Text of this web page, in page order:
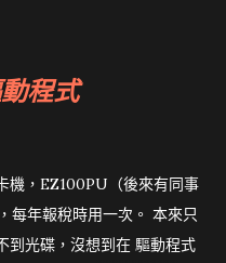
程式
機，EZ100PU（後來有同事
每年報稅時用一次。 本來只
到光碟，沒想到在 驅動程式